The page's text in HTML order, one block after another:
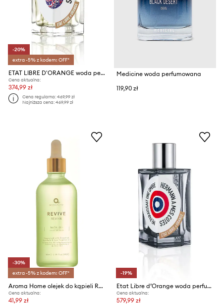
-20%
extra -5% z kodem: OFF*
ETAT LIBRE D'ORANGE woda perfumowana EdP Nat. Spray 50 ml
Cena aktualna:
374,99 zł
Cena regularna:469,99 zł
Najniższa cena:469,99 zł
Medicine woda perfumowana
119,90 zł
-30%
extra -5% z kodem: OFF*
Aroma Home olejek do kąpieli Revive Bath Oil 100 ml
Cena aktualna:
41,99 zł
-19%
Etat Libre d’Orange woda perfumowana EdP Nat. Spray 100 ml
Cena aktualna:
579,99 zł